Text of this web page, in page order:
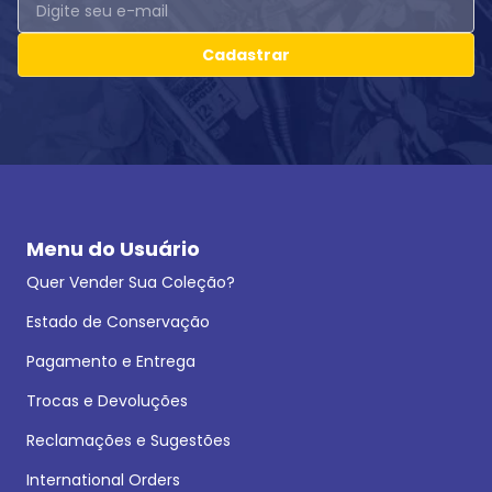
Cadastrar
Menu do Usuário
Quer Vender Sua Coleção?
Estado de Conservação
Pagamento e Entrega
Trocas e Devoluções
Reclamações e Sugestões
International Orders